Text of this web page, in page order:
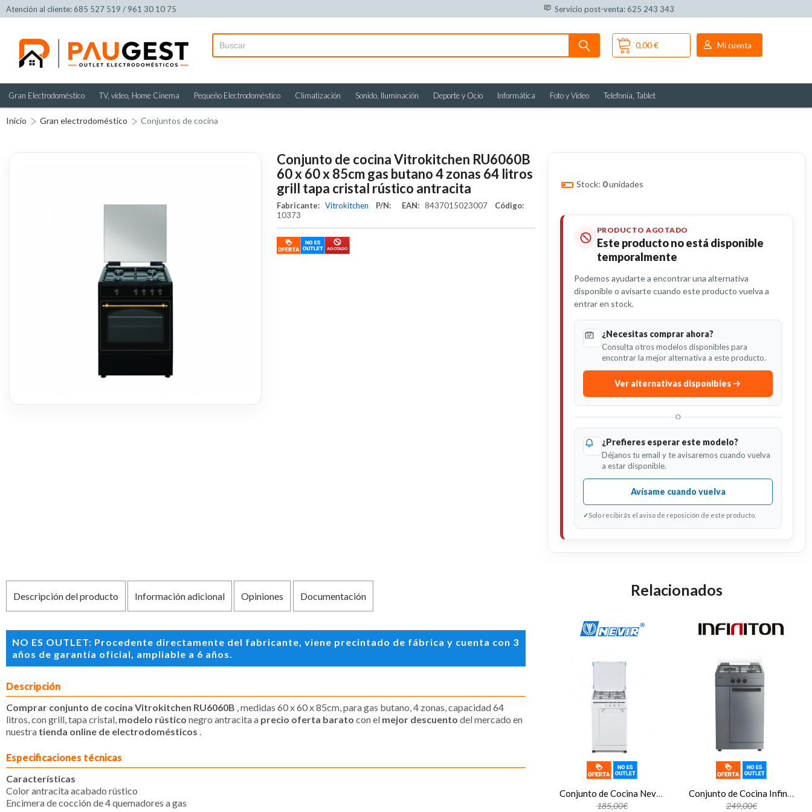
Atención al cliente: 685 527 519 / 961 30 10 75 Servicio post-venta: 625 243 343
0,00 € Mi cuenta
Gran Electrodoméstico TV, vídeo, Home Cinema Pequeño Electrodoméstico Climatización Sonido, Iluminación Deporte y Ocio Informática Foto y Vídeo Telefonía, Tablet
Inicio Gran electrodoméstico Conjuntos de cocina
Conjunto de cocina Vitrokitchen RU6060B
60 x 60 x 85cm gas butano 4 zonas 64 litros
grill tapa cristal rústico antracita
Fabricante: Vitrokitchen P/N: EAN: 8437015023007 Código:
10373
Stock: 0unidades
PRODUCTO AGOTADO
Este producto no está disponible
temporalmente
Podemos ayudarte a encontrar una alternativa
disponible o avisarte cuando este producto vuelva a
entrar en stock.
¿Necesitas comprar ahora?
Consulta otros modelos disponibles para
encontrar la mejor alternativa a este producto.
Ver alternativas disponibles
O
¿Prefieres esperar este modelo?
Déjanos tu email y te avisaremos cuando vuelva
a estar disponible.
Avísame cuando vuelva
✓Solo recibirás el aviso de reposición de este producto.
Descripción del producto Información adicional Opiniones Documentación
NO ES OUTLET: Procedente directamente del fabricante, viene precintado de fábrica y cuenta con 3
años de garantía oficial, ampliable a 6 años.
Descripción
Comprar conjunto de cocina Vitrokitchen RU6060B , medidas 60 x 60 x 85cm, para gas butano, 4 zonas, capacidad 64
litros, con grill, tapa cristal, modelo rústico negro antracita a precio oferta barato con el mejor descuento del mercado en
nuestra tienda online de electrodomésticos .
Especificaciones técnicas
Características
Color antracita acabado rústico
Encimera de cocción de 4 quemadores a gas
Relacionados
Conjunto de Cocina Nevir NVRCB4P, 50 x 50 cm, 4 zonas, gas butano, blanco
185,00€
Conjunto de Cocina Infiniton CC3AC, 50 x 55 cm, 3 zonas, gas butano, sin horno, plata
249,00€